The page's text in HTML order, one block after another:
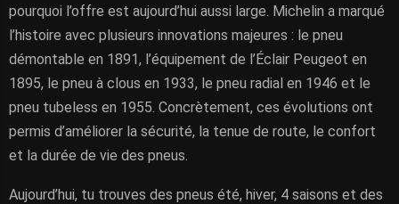
pourquoi l’offre est aujourd’hui aussi large. Michelin a marqué
l’histoire avec plusieurs innovations majeures : le pneu
démontable en 1891, l’équipement de l’Éclair Peugeot en
1895, le pneu à clous en 1933, le pneu radial en 1946 et le
pneu tubeless en 1955. Concrètement, ces évolutions ont
permis d’améliorer la sécurité, la tenue de route, le confort
et la durée de vie des pneus.
Aujourd’hui, tu trouves des pneus été, hiver, 4 saisons et des